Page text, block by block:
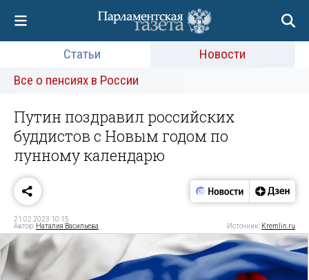
Статьи
Новости
Все о пенсиях в России
Путин поздравил российских
буддистов с Новым годом по
лунному календарю
21.02.2023 10:15
Автор: Наталия Васильева Источник: Kremlin.ru